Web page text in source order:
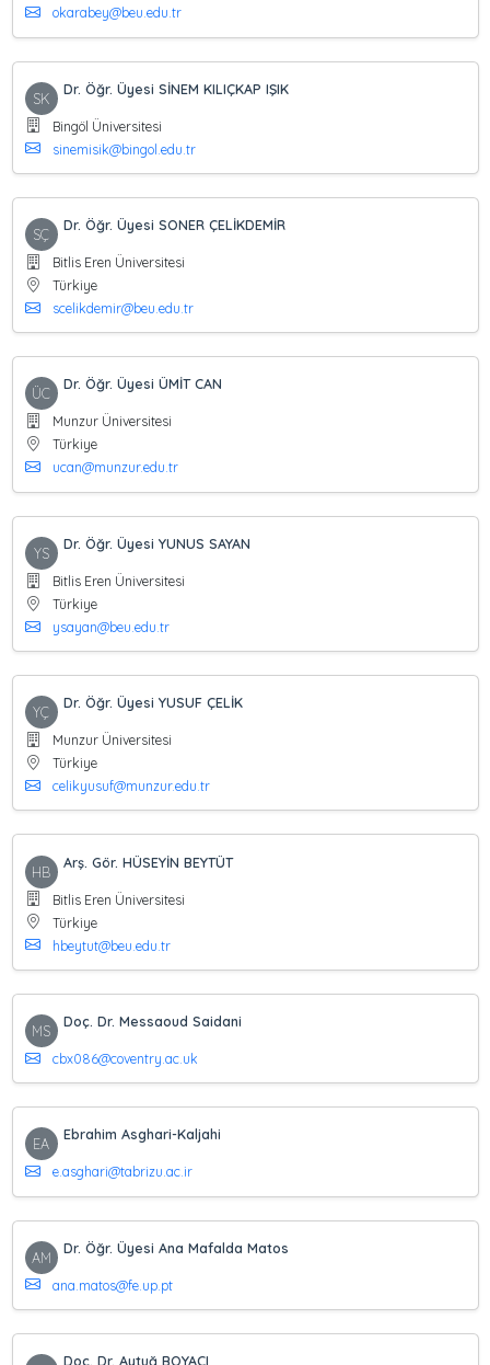
okarabey@beu.edu.tr
SK
Dr. Öğr. Üyesi SİNEM KILIÇKAP IŞIK
Bingöl Üniversitesi
sinemisik@bingol.edu.tr
SÇ
Dr. Öğr. Üyesi SONER ÇELİKDEMİR
Bitlis Eren Üniversitesi
Türkiye
scelikdemir@beu.edu.tr
ÜC
Dr. Öğr. Üyesi ÜMİT CAN
Munzur Üniversitesi
Türkiye
ucan@munzur.edu.tr
YS
Dr. Öğr. Üyesi YUNUS SAYAN
Bitlis Eren Üniversitesi
Türkiye
ysayan@beu.edu.tr
YÇ
Dr. Öğr. Üyesi YUSUF ÇELİK
Munzur Üniversitesi
Türkiye
celikyusuf@munzur.edu.tr
HB
Arş. Gör. HÜSEYİN BEYTÜT
Bitlis Eren Üniversitesi
Türkiye
hbeytut@beu.edu.tr
MS
Doç. Dr. Messaoud Saidani
cbx086@coventry.ac.uk
EA
Ebrahim Asghari-Kaljahi
e.asghari@tabrizu.ac.ir
AM
Dr. Öğr. Üyesi Ana Mafalda Matos
ana.matos@fe.up.pt
Doç. Dr. Aytuğ BOYACI